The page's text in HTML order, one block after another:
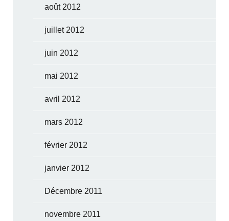
août 2012
juillet 2012
juin 2012
mai 2012
avril 2012
mars 2012
février 2012
janvier 2012
Décembre 2011
novembre 2011